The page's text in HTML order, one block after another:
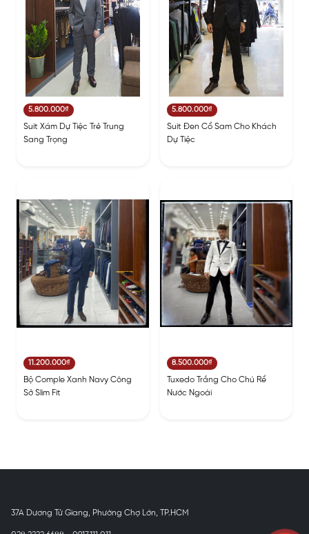
5.800.000₫
Suit Xám Dự Tiệc Trẻ Trung
Sang Trọng
5.800.000₫
Suit Đen Cổ Sam Cho Khách
Dự Tiệc
11.200.000₫
Bộ Comple Xanh Navy Công
Sở Slim Fit
8.500.000₫
Tuxedo Trắng Cho Chú Rể
Nước Ngoài
37A Dương Tử Giang, Phường Chợ Lớn, TP.HCM